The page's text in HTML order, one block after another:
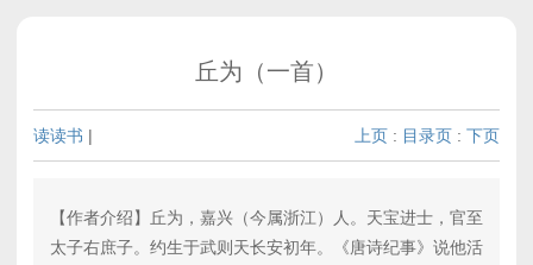
丘为（一首）
读读书 | 上页 : 目录页 : 下页
【作者介绍】丘为，嘉兴（今属浙江）人。天宝进士，官至
太子右庶子。约生于武则天长安初年。《唐诗纪事》说他活